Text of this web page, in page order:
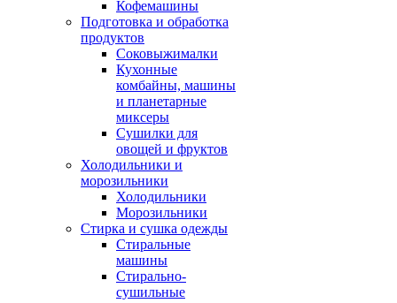
Кофемашины
Подготовка и обработка
продуктов
Соковыжималки
Кухонные
комбайны, машины
и планетарные
миксеры
Сушилки для
овощей и фруктов
Холодильники и
морозильники
Холодильники
Морозильники
Стирка и сушка одежды
Стиральные
машины
Стирально-
сушильные